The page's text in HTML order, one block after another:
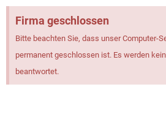
Firma geschlossen
Bitte beachten Sie, dass unser Computer-
permanent geschlossen ist. Es werden
beantwortet.